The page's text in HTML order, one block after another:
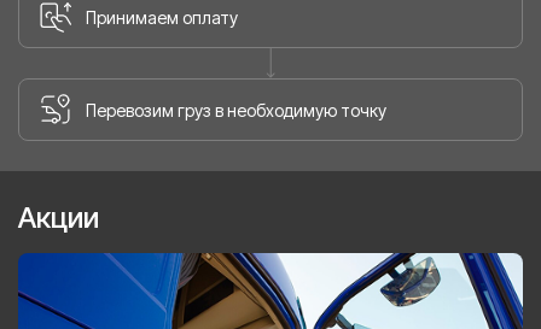
Принимаем оплату
Перевозим груз в необходимую точку
Акции